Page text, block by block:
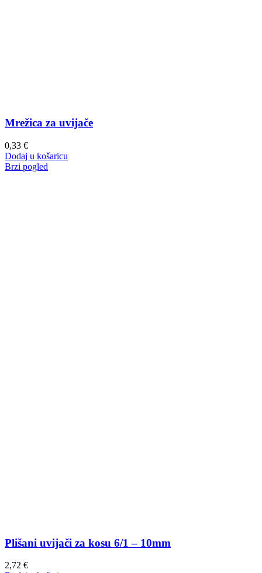
Mrežica za uvijače
0,33 €
Dodaj u košaricu
Brzi pogled
Plišani uvijači za kosu 6/1 – 10mm
2,72 €